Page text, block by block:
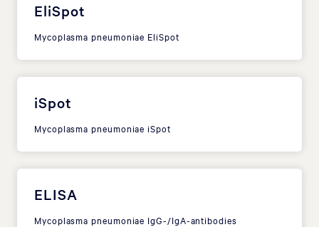
EliSpot
Mycoplasma pneumoniae EliSpot
iSpot
Mycoplasma pneumoniae iSpot
ELISA
Mycoplasma pneumoniae IgG-/IgA-antibodies